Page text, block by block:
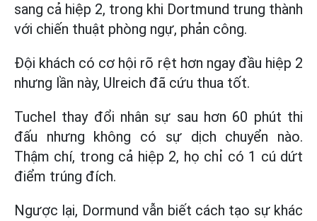
sang cả hiệp 2, trong khi Dortmund trung thành
với chiến thuật phòng ngự, phản công.
Đội khách có cơ hội rõ rệt hơn ngay đầu hiệp 2
nhưng lần này, Ulreich đã cứu thua tốt.
Tuchel thay đổi nhân sự sau hơn 60 phút thi
đấu nhưng không có sự dịch chuyển nào.
Thậm chí, trong cả hiệp 2, họ chỉ có 1 cú dứt
điểm trúng đích.
Ngược lại, Dormund vẫn biết cách tạo sự khác